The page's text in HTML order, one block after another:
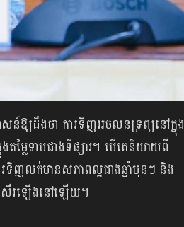
ឱ្យដឹងថា ការទិញអចលនទ្រព្យនៅក្នុង
ម្លៃទាបជាងទីផ្សារ។ បើគេនិយាយពី
ញលក់មានសភាពល្អជាងឆ្នាំមុនៗ ​និង
ើរឡើងនៅឡើយ។